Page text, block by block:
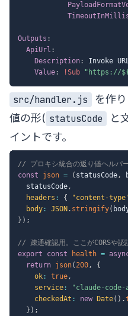
Outputs :
ApiUrl :
Description:
Invoke
Value: !Sub "https://
src/handler.js
を作
値の形( statusCode と
イントです。
// プロキシ統合の返り値ヘル
const
json = ( statusCode,
  statusCode
,
headers : { "content-
body : JSON . stringify(
} ) ;
// 疎通確認用。ここがCORSや認
export
const health =
return json( 200,
{
ok : true,
service : "claude-code-
checkedAt : new Date( ) .
} ) ;